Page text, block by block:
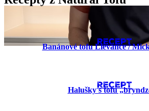
RECEPT
Banánové tofu Lievance​ /
RECEPT
Halušky s tofu